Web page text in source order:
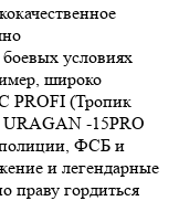
условиях
широко
PROFI (Тропик
-15PRO
ФСБ и
и легендарные
праву гордиться